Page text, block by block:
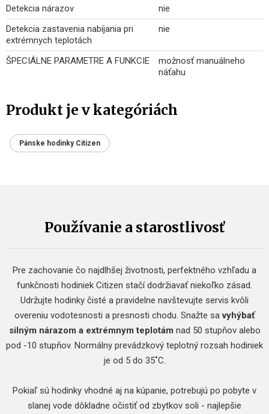
Detekcia nárazov
nie
Detekcia zastavenia nabíjania pri
extrémnych teplotách
nie
ŠPECIÁLNE PARAMETRE A FUNKCIE
možnosť manuálneho
náťahu
Produkt je v kategóriách
Pánske hodinky Citizen
Používanie a starostlivosť
Pre zachovanie čo najdlhšej životnosti, perfektného vzhľadu a
funkčnosti hodiniek Citizen stačí dodržiavať niekoľko zásad.
Udržujte hodinky čisté a pravidelne navštevujte servis kvôli
overeniu vodotesnosti a presnosti chodu. Snažte savyhýbať
silným nárazom a extrémnym teplotám nad 50 stupňov alebo
pod -10 stupňov. Normálny prevádzkový teplotný rozsah hodiniek
je od 5 do 35˚C.
Pokiaľ sú hodinky vhodné aj na kúpanie, potrebujú po pobyte v
slanej vode dôkladne očistiť od zbytkov soli - najlepšie